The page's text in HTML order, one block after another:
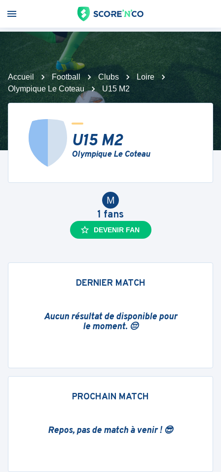
Accueil Football Clubs
Loire
Olympique Le Coteau
U15 M2
U15 M2
Olympique Le Coteau
M
1 fans
DEVENIR FAN
DERNIER MATCH
Aucun résultat de disponible pour
le moment. 😔
PROCHAIN MATCH
Repos, pas de match à venir ! 😎